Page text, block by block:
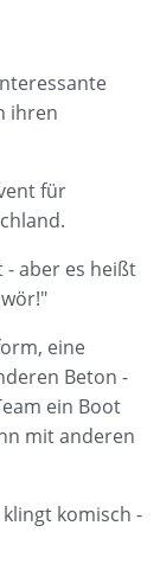
ihren
für
- aber es heißt
eine
Beton -
ein Boot
mit anderen
komisch -